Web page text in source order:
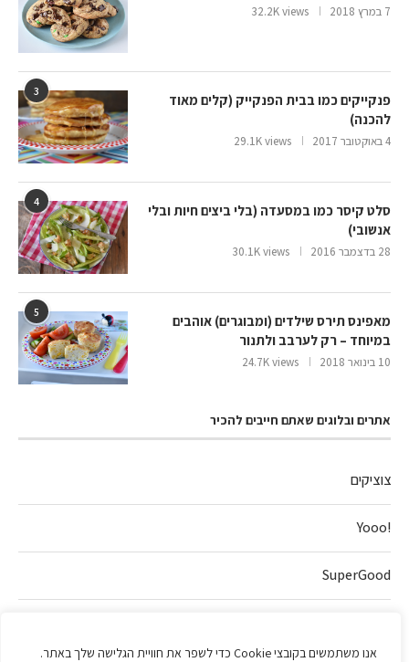
אנו משתמשים בקובצי Cookie כדי לשפר את חוויית הגלישה שלך באתר.
7 במרץ 2018 32.2K views
3
פנקייקים כמו בבית הפנקייק (קלים מאוד
להכנה)
4 באוקטובר 2017 29.1K views
4
סלט קיסר כמו במסעדה (בלי ביצים חיות ובלי
אנשובי)
28 בדצמבר 2016 30.1K views
5
מאפינס תירס שילדים (ומבוגרים) אוהבים
במיוחד – רק לערבב ולתנור
10 בינואר 2018 24.7K views
אתרים ובלוגים שאתם חייבים להכיר
צוציקים
!Yooo
SuperGood